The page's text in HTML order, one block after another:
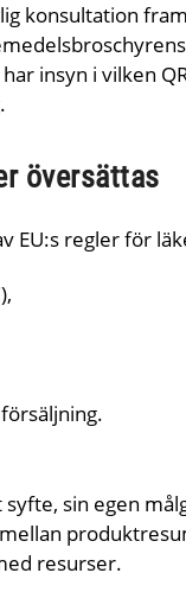
konsultation
insyn i vilken
översättas
EU:s regler för
sin egen
resurser.